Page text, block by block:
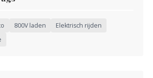
800V laden
Elektrisch rijden